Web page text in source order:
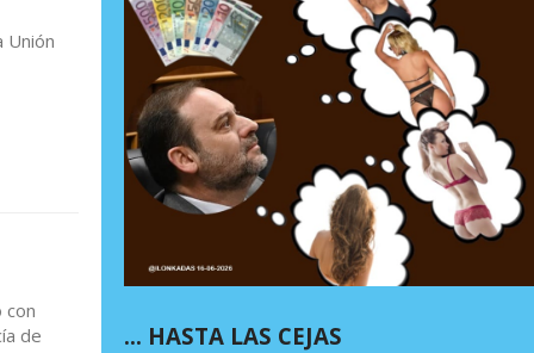
Unión
con
de
… HASTA LAS CEJAS